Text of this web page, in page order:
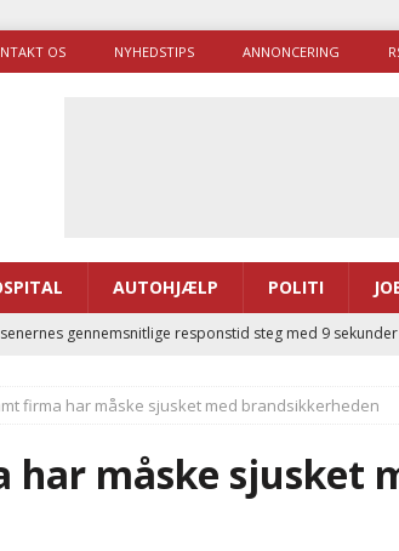
OS NYHEDSTIPS ANNONCERING
AUTOHJÆLP POLITI
gennemsnitlige responstid steg med 9 sekunder
af sygetransporttilladelser kan sende 400.000
og el-sygetransportvogn til Samsø
brugte lidt længere tid på at komme af sted i 2025
firma har måske sjusket med brandsikkerheden
måske sjusket